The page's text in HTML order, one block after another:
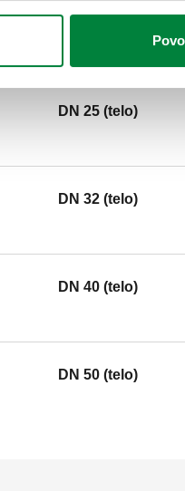
DN 20 (telo)
DN 25 (telo)
DN 32 (telo)
DN 40 (telo)
DN 50 (telo)